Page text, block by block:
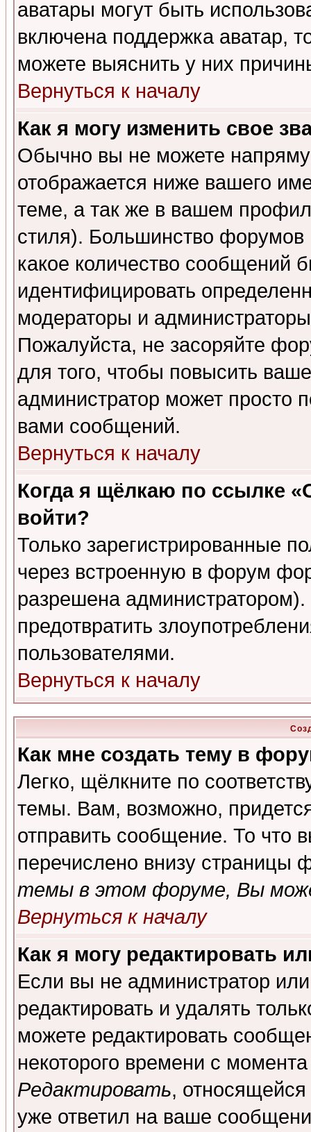
аватары могут быть
включена поддержка аватар,
можете выяснить у них
Вернуться к началу
Как я могу изменить свое
Обычно вы не можете
отображается ниже вашего
теме, а так же в вашем
стиля). Большинство форумов
какое количество сообщений
идентифицировать
модераторы и
Пожалуйста, не засоряйте
для того, чтобы повысить
администратор может просто
вами сообщений.
Вернуться к началу
Когда я щёлкаю по ссылке
войти?
Только зарегистрированные
через встроенную в форум
разрешена
предотвратить
пользователями.
Вернуться к началу
Как мне создать тему в
Легко, щёлкните по
темы. Вам, возможно,
отправить сообщение. То что
перечислено внизу страницы
темы в этом форуме, Вы
Вернуться к началу
Как я могу редактировать
Если вы не администратор
редактировать и удалять
можете редактировать
некоторого времени с
Редактировать,
уже ответил на ваше